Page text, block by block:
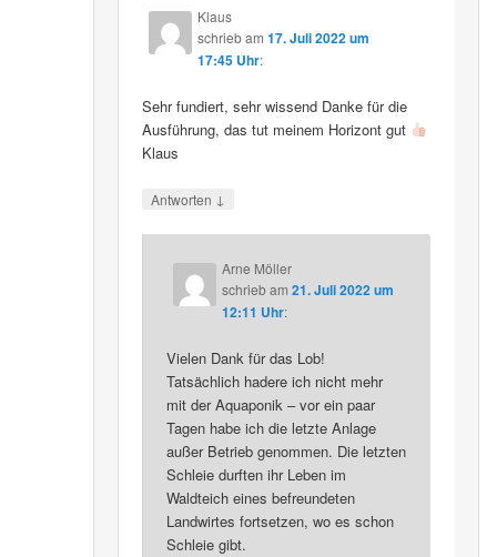
Klaus
schriebam17. Juli 2022 um
17:45 Uhr:
Sehr fundiert, sehr wissend Danke für die
Ausführung, das tut meinem Horizont gut
Klaus
Antworten ↓
Arne Möller
schriebam21. Juli 2022 um
12:11 Uhr:
Vielen Dank für das Lob!
Tatsächlich hadere ich nicht mehr
mit der Aquaponik – vor ein paar
Tagen habe ich die letzte Anlage
außer Betrieb genommen. Die letzten
Schleie durften ihr Leben im
Waldteich eines befreundeten
Landwirtes fortsetzen, wo es schon
Schleie gibt.